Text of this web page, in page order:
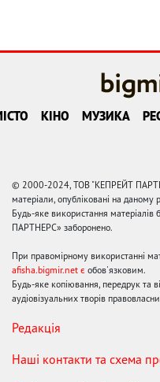
КІНО МУЗИКА
© 2000-2024, ТОВ "КЕПРЕЙТ
матеріали, опубліковані на
Будь-яке використання
ПАРТНЕРС» заборонено.
При правомірному використанні
afisha.bigmir.net є обов'язковим.
Будь-яке копіювання, передрук та
аудіовізуальних творів
Редакція
Наші контакти та схема